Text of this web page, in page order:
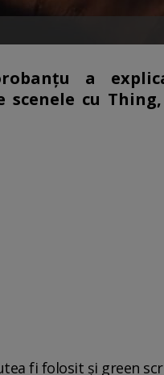
a
scenele cu
fi folosit și green